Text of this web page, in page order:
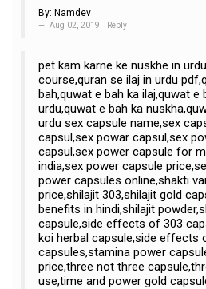
By: Namdev
Aug 02, 2019 Reply
pet kam karne ke nuskhe in
course,quran se ilaj in urdu
bah,quwat e bah ka ilaj,quwat e
urdu,quwat e bah ka
urdu sex capsule name,sex
capsul,sex powar capsul,sex
capsul,sex power capsule for
india,sex power capsule
power capsules online,shakti
price,shilajit 303,shilajit gold
benefits in hindi,shilajit
capsule,side effects of 303
koi herbal capsule,side effects
capsules,stamina power
price,three not three
use,time and power gold